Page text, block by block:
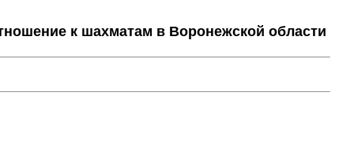
к шахматам в Воронежской области